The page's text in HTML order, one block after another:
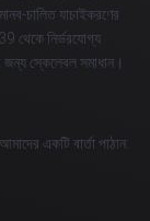
চালিত যাচাইকরণের
থেকে নির্ভরযোগ্য
স্কেলেবল সমাধান।
একটি বার্তা পাঠান: